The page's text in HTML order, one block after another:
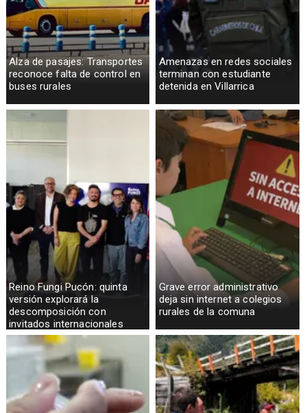
Alza de pasajes: Transportes
reconoce falta de control en
buses rurales
Amenazas en redes sociales
terminan con estudiante
detenida en Villarrica
Reino Fungi Pucón: quinta
versión explorará la
descomposición con
invitados internacionales
Grave error administrativo
deja sin internet a colegios
rurales de la comuna